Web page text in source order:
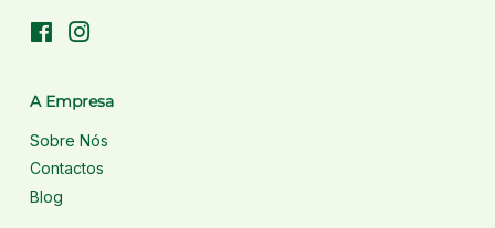
Facebook
A Empresa
Sobre Nós
Contactos
Blog